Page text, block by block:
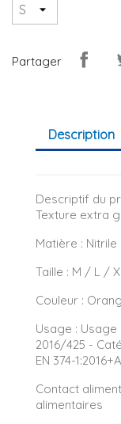
Partager
Description
Descriptif du
Texture extra
Matière : Nitrile
Taille : M / L /
Couleur :
Usage : Usage
2016/425 -
EN 374-
Contact
alimentaires